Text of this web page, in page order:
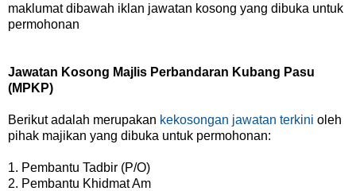
maklumat dibawah iklan jawatan kosong yang dibuka untuk
permohonan
Jawatan Kosong Majlis Perbandaran Kubang Pasu
(MPKP)
Berikut adalah merupakan kekosongan jawatan terkini oleh
pihak majikan yang dibuka untuk permohonan:
1. Pembantu Tadbir (P/O)
2. Pembantu Khidmat Am